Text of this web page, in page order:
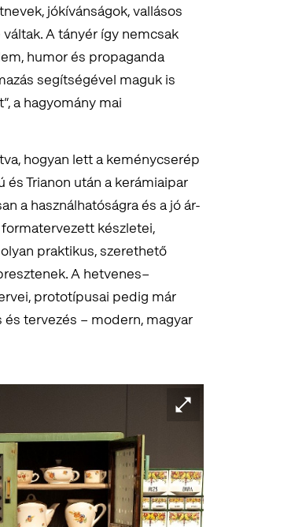
jókívánságok, vallásos
A tányér így nemcsak
humor és propaganda
segítségével maguk is
a hagyomány mai
hogyan lett a keménycserép
és Trianon után a kerámiaipar
a használhatóságra és a jó ár-
készletei,
praktikus, szerethető
A hetvenes–
prototípusai pedig már
tervezés – modern, magyar